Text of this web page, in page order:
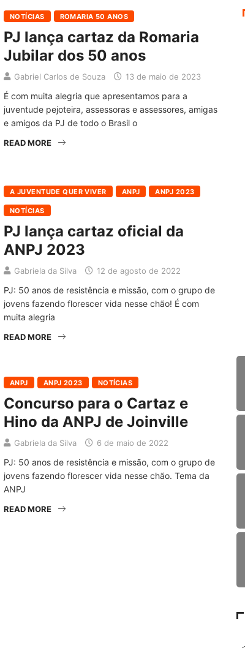
NOTÍCIAS ROMARIA 50 ANOS
PJ lança cartaz da Romaria
Jubilar dos 50 anos
Gabriel Carlos de Souza 13 de maio de 2023
É com muita alegria que apresentamos para a
juventude pejoteira, assessoras e assessores, amigas
e amigos da PJ de todo o Brasil o
READ MORE
A JUVENTUDE QUER VIVER ANPJ ANPJ 2023
NOTÍCIAS
PJ lança cartaz oficial da
ANPJ 2023
Gabriela da Silva 12 de agosto de 2022
PJ: 50 anos de resistência e missão, com o grupo de
jovens fazendo florescer vida nesse chão! É com
muita alegria
READ MORE
ANPJ ANPJ 2023 NOTÍCIAS
Concurso para o Cartaz e
Hino da ANPJ de Joinville
Gabriela da Silva 6 de maio de 2022
PJ: 50 anos de resistência e missão, com o grupo de
jovens fazendo florescer vida nesse chão. Tema da
ANPJ
READ MORE